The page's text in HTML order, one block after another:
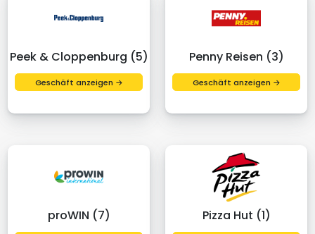
Peek & Cloppenburg (5)
Geschäft anzeigen →
Penny Reisen (3)
Geschäft anzeigen →
proWIN (7) Pizza Hut (1)